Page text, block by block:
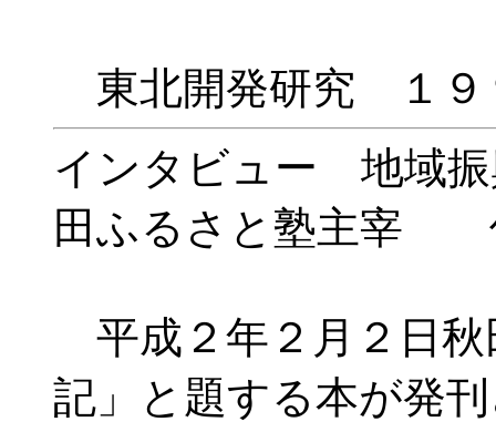
東北開発研究 １９
インタビュー 地域
田ふるさと塾主
平成２年２月２日秋
記」と題する本が発